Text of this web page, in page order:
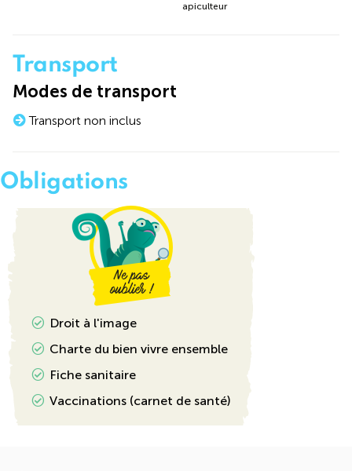
apiculteur
Transport
Modes de transport
Transport non inclus
Obligations
Droit à l'image
Charte du bien vivre ensemble
Fiche sanitaire
Vaccinations (carnet de santé)